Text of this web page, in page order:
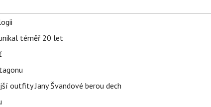
téměř 20 let
outfity Jany Švandové berou dech